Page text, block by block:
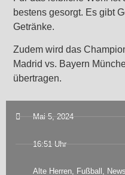
Mai 5, 2024
16:51 Uhr
Alte Herren Fußball
bestens gesorgt. Es gibt
Getränke.
Zudem wird das
Madrid vs. Bayern
übertragen.